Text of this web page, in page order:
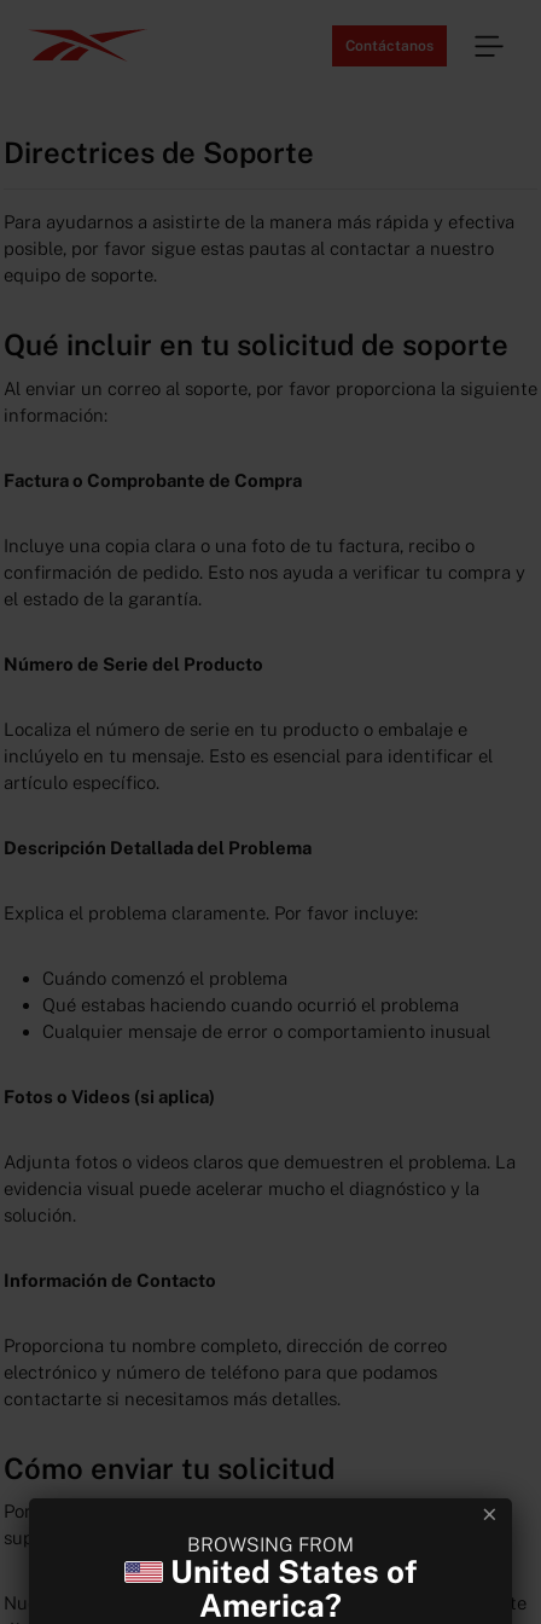
Contáctanos
Directrices de Soporte
Para ayudarnos a asistirte de la manera más rápida y efectiva
posible, por favor sigue estas pautas al contactar a nuestro
equipo de soporte.
Qué incluir en tu solicitud de soporte
Al enviar un correo al soporte, por favor proporciona la siguiente
información:
Factura o Comprobante de Compra
Incluye una copia clara o una foto de tu factura, recibo o
confirmación de pedido. Esto nos ayuda a verificar tu compra y
el estado de la garantía.
Número de Serie del Producto
Localiza el número de serie en tu producto o embalaje e
inclúyelo en tu mensaje. Esto es esencial para identificar el
artículo específico.
Descripción Detallada del Problema
Explica el problema claramente. Por favor incluye:
Cuándo comenzó el problema
Qué estabas haciendo cuando ocurrió el problema
Cualquier mensaje de error o comportamiento inusual
Fotos o Videos (si aplica)
Adjunta fotos o videos claros que demuestren el problema. La
evidencia visual puede acelerar mucho el diagnóstico y la
solución.
Información de Contacto
Proporciona tu nombre completo, dirección de correo
electrónico y número de teléfono para que podamos
contactarte si necesitamos más detalles.
Cómo enviar tu solicitud
Por favor, envía todas las solicitudes de soporte a:
support.reebok@vitalist.ca
Nuestro objetivo es responder en un plazo de 24 horas durante
BROWSING FROM
United States of
America?